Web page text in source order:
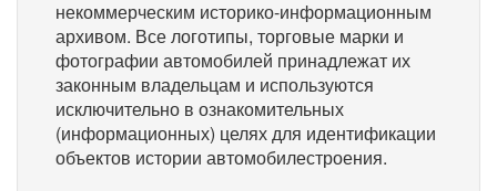
некоммерческим историко-информационным
архивом. Все логотипы, торговые марки и
фотографии автомобилей принадлежат их
законным владельцам и используются
исключительно в ознакомительных
(информационных) целях для идентификации
объектов истории автомобилестроения.